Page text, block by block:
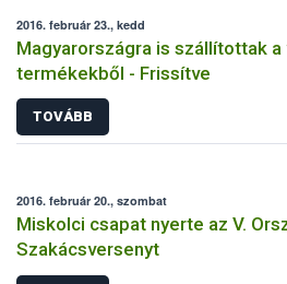
2016. február 23., kedd
Magyarországra is szállítottak
termékekből - Frissítve
TOVÁBB
2016. február 20., szombat
Miskolci csapat nyerte az V.
Szakácsversenyt